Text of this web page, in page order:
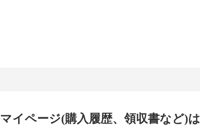
マイページ(購入履歴、領収書など)は